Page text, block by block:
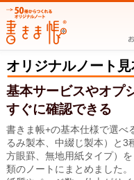
オリジナルノート
基本サービスやオプ
すぐに確認できる
書きま帳+の基本仕様で選べ
るみ製本、中綴じ製本）と3
方眼罫、無地用紙タイプ）
類のノートにまとめました。